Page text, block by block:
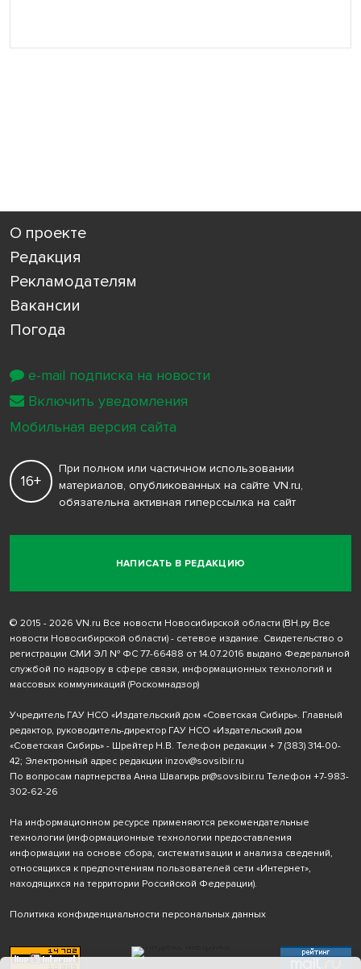
О проекте
Редакция
Рекламодателям
Вакансии
Погода
НАПИСАТЬ В РЕДАКЦИЮ
16+
При полном или частичном использовании
материалов, опубликованных на сайте VN.ru,
обязательна активная гиперссылка на сайт
© 2015 - 2026 VN.ru Все новости Новосибирской области (ВН.ру Все
новости Новосибирской области) - сетевое издание. Свидетельство о
регистрации СМИ ЭЛ № ФС 77-66488 от 14.07.2016 выдано Федеральной
службой по надзору в сфере связи, информационных технологий и
массовых коммуникаций (Роскомнадзор)
Учредитель ГАУ НСО «Издательский дом «Советская Сибирь». Главный
редактор, руководитель-директор ГАУ НСО «Издательский дом
«Советская Сибирь» - Шрейтер Н.В. Телефон редакции + 7 (383) 314-00-
42; Электронный адрес редакции inzov@sovsibir.ru
По вопросам партнерства Анна Швагирь pr@sovsibir.ru Телефон +7-983-
302-62-26
На информационном ресурсе применяются рекомендательные
технологии (информационные технологии предоставления
информации на основе сбора, систематизации и анализа сведений,
относящихся к предпочтениям пользователей сети «Интернет»,
находящихся на территории Российской Федерации).
Политика конфиденциальности персональных данных
e-mail подписка на новости
Включить уведомления
Мобильная версия сайта